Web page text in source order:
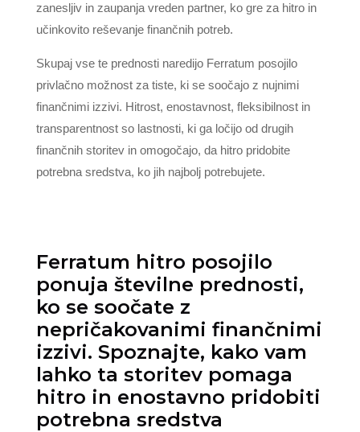
zanesljiv in zaupanja vreden partner, ko gre za hitro in
učinkovito reševanje finančnih potreb.
Skupaj vse te prednosti naredijo Ferratum posojilo
privlačno možnost za tiste, ki se soočajo z nujnimi
finančnimi izzivi. Hitrost, enostavnost, fleksibilnost in
transparentnost so lastnosti, ki ga ločijo od drugih
finančnih storitev in omogočajo, da hitro pridobite
potrebna sredstva, ko jih najbolj potrebujete.
Ferratum hitro posojilo
ponuja številne prednosti,
ko se soočate z
nepričakovanimi finančnimi
izzivi. Spoznajte, kako vam
lahko ta storitev pomaga
hitro in enostavno pridobiti
potrebna sredstva